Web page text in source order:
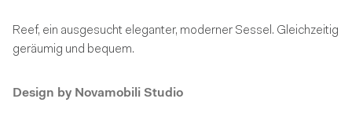
Reef, ein ausgesucht eleganter, moderner Sessel. Gleichzeitig
geräumig und bequem.
Design by Novamobili Studio